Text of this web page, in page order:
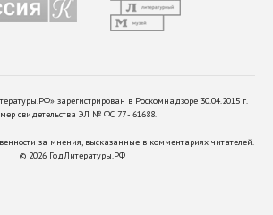
зарегистрирован в Роскомнадзоре 30.04.2015 г.
свидетельства ЭЛ № ФС 77 - 61688.
за мнения, высказанные в комментариях читателей.
© 2026 ГодЛитературы.РФ